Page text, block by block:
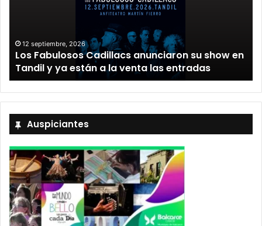
12 septiembre, 2026
Los Fabulosos Cadillacs anunciaron su show en
Tandil y ya están a la venta las entradas
Auspiciantes